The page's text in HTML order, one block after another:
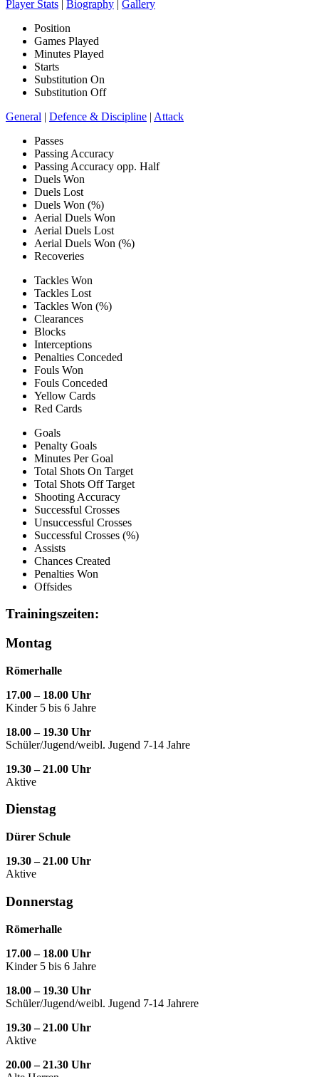
Player Stats | Biography | Gallery
Position
Games Played
Minutes Played
Starts
Substitution On
Substitution Off
General | Defence & Discipline | Attack
Passes
Passing Accuracy
Passing Accuracy opp. Half
Duels Won
Duels Lost
Duels Won (%)
Aerial Duels Won
Aerial Duels Lost
Aerial Duels Won (%)
Recoveries
Tackles Won
Tackles Lost
Tackles Won (%)
Clearances
Blocks
Interceptions
Penalties Conceded
Fouls Won
Fouls Conceded
Yellow Cards
Red Cards
Goals
Penalty Goals
Minutes Per Goal
Total Shots On Target
Total Shots Off Target
Shooting Accuracy
Successful Crosses
Unsuccessful Crosses
Successful Crosses (%)
Assists
Chances Created
Penalties Won
Offsides
Trainingszeiten:
Montag
Römerhalle
17.00 – 18.00 Uhr
Kinder 5 bis 6 Jahre
18.00 – 19.30 Uhr
Schüler/Jugend/weibl. Jugend 7-14 Jahre
19.30 – 21.00 Uhr
Aktive
Dienstag
Dürer Schule
19.30 – 21.00 Uhr
Aktive
Donnerstag
Römerhalle
17.00 – 18.00 Uhr
Kinder 5 bis 6 Jahre
18.00 – 19.30 Uhr
Schüler/Jugend/weibl. Jugend 7-14 Jahrere
19.30 – 21.00 Uhr
Aktive
20.00 – 21.30 Uhr